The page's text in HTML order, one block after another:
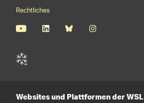
Rechtliches
Websites und Plattformen der WSL